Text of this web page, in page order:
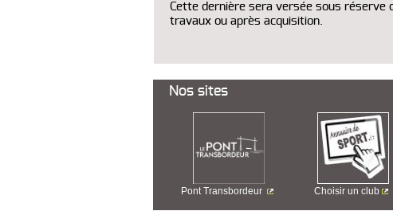
Cette dernière sera versée sous réserve
travaux ou après acquisition.
Nos sites
Pont Transbordeur Choisir un club